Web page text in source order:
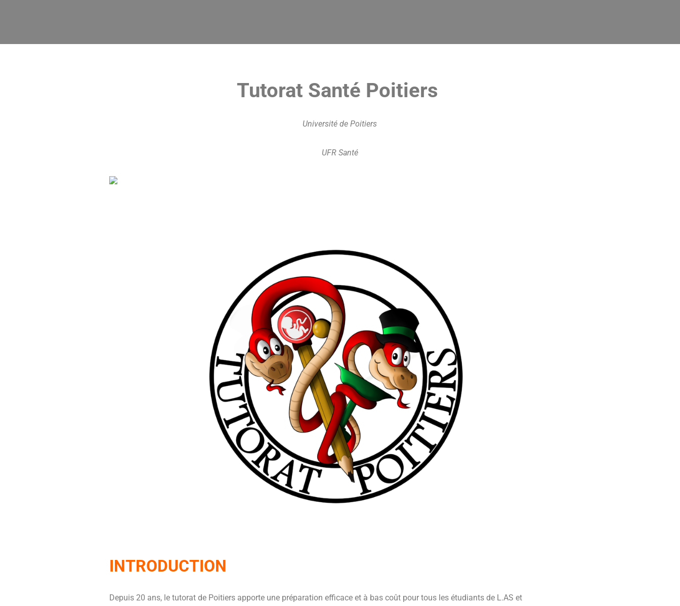
Tutorat Santé Poitiers
Université de Poitiers
UFR Santé
INTRODUCTION
Depuis 20 ans, le tutorat de Poitiers apporte une préparation efficace et à bas coût pour tous les étudiants de L.AS et